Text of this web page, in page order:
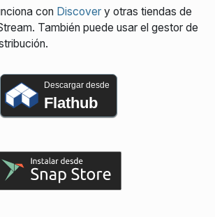
con Discovery otras tiendas de
También puede usar el gestor de
Descargar desde
Flathub